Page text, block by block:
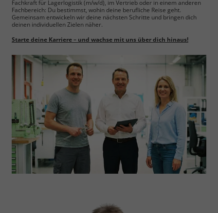
Fachkraft für Lagerlogistik (m/w/d), im Vertrieb oder in einem anderen
Fachbereich: Du bestimmst, wohin deine berufliche Reise geht.
Gemeinsam entwickeln wir deine nächsten Schritte und bringen dich
deinen individuellen Zielen näher.
Starte deine Karriere – und wachse mit uns über dich hinaus!